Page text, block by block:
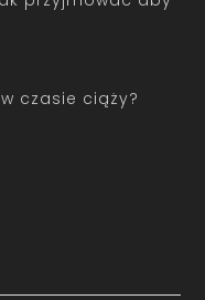
czasie ciąży?